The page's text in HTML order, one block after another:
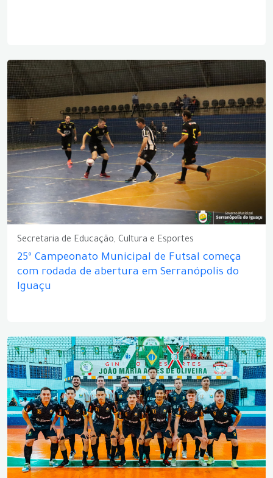
Secretaria de Educação, Cultura e Esportes
25º Campeonato Municipal de Futsal começa
com rodada de abertura em Serranópolis do
Iguaçu